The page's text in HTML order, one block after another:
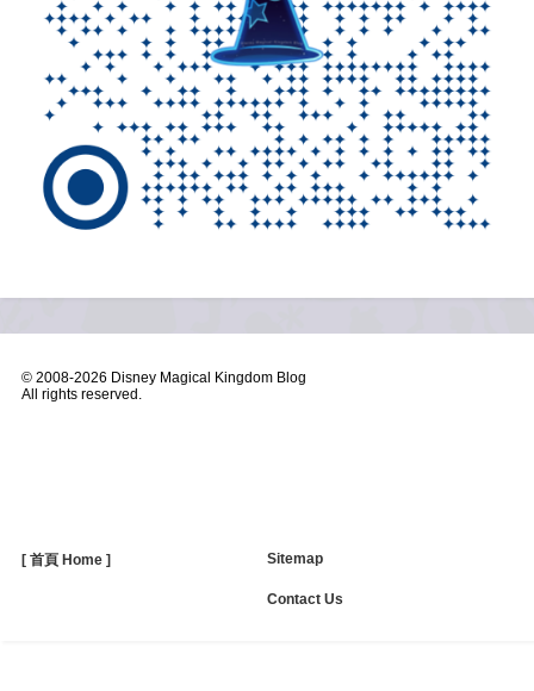
© 2008-2026 Disney Magical Kingdom Blog
All rights reserved.
[ 首頁 Home ] Sitemap
Contact Us